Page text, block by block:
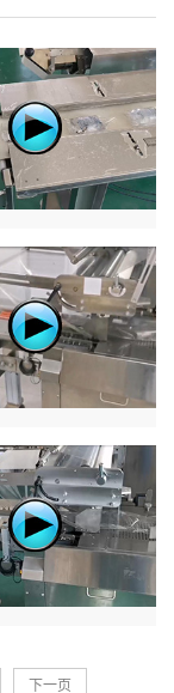
下一页